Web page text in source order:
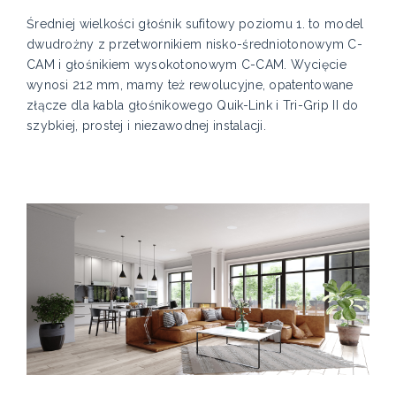
Średniej wielkości głośnik sufitowy poziomu 1. to model
dwudrożny z przetwornikiem nisko-średniotonowym C-
CAM i głośnikiem wysokotonowym C-CAM. Wycięcie
wynosi 212 mm, mamy też rewolucyjne, opatentowane
złącze dla kabla głośnikowego Quik-Link i Tri-Grip II do
szybkiej, prostej i niezawodnej instalacji.